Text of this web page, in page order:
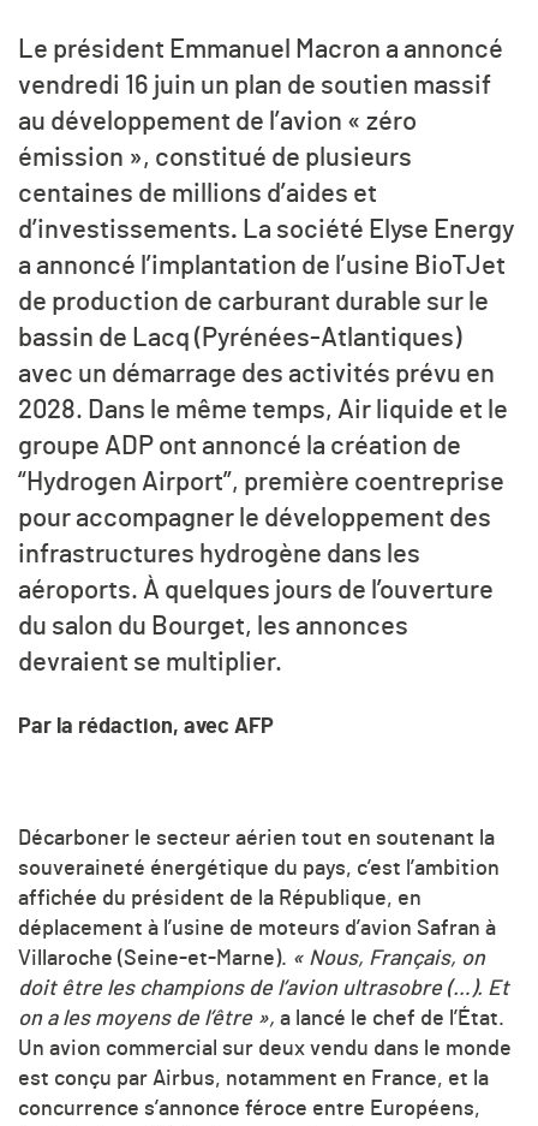
Le président Emmanuel Macron a annoncé
vendredi 16 juin un plan de soutien massif
au développement de l’avion « zéro
émission », constitué de plusieurs
centaines de millions d’aides et
d’investissements. La société Elyse Energy
a annoncé l’implantation de l’usine BioTJet
de production de carburant durable sur le
bassin de Lacq (Pyrénées-Atlantiques)
avec un démarrage des activités prévu en
2028. Dans le même temps, Air liquide et le
groupe ADP ont annoncé la création de
“Hydrogen Airport”, première coentreprise
pour accompagner le développement des
infrastructures hydrogène dans les
aéroports. À quelques jours de l’ouverture
du salon du Bourget, les annonces
devraient se multiplier.
Par la rédaction, avec AFP
Décarboner le secteur aérien tout en soutenant la
souveraineté énergétique du pays, c’est l’ambition
affichée du président de la République, en
déplacement à l’usine de moteurs d’avion Safran à
Villaroche (Seine-et-Marne). « Nous, Français, on
doit être les champions de l’avion ultrasobre (…). Et
on a les moyens de l’être », a lancé le chef de l’État.
Un avion commercial sur deux vendu dans le monde
est conçu par Airbus, notamment en France, et la
concurrence s’annonce féroce entre Européens,